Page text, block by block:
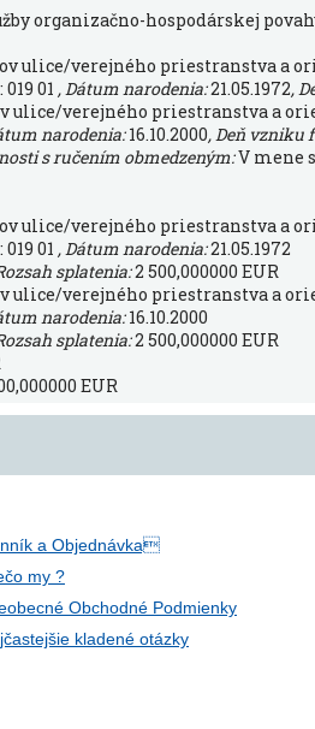
organizačno-hospodárskej
ulice/verejného priestranstva a
01 , Dátum narodenia:21.05.1972,
ulice/verejného priestranstva a
narodenia:16.10.2000, Deň vzniku
s ručením obmedzeným:V mene
ulice/verejného priestranstva a
01 , Dátum narodenia:21.05.1972
splatenia:2 500,000000 EUR
ulice/verejného priestranstva a
narodenia:16.10.2000
splatenia:2 500,000000 EUR
EUR
a Objednávka
my ?
Obchodné Podmienky
kladené otázky